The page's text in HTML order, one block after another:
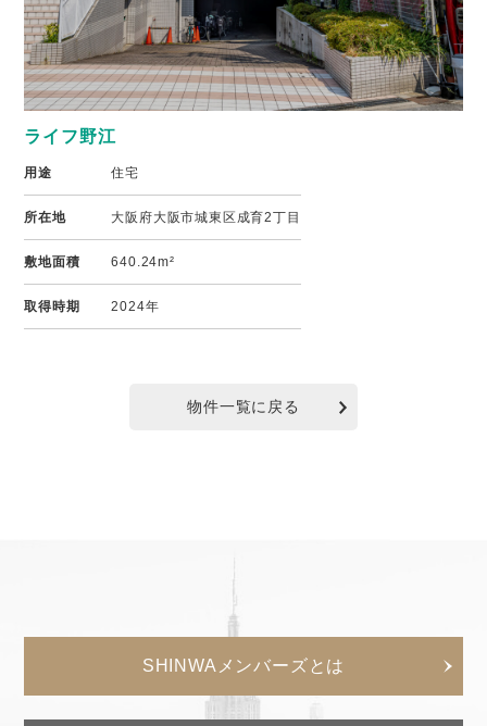
ライフ野江
用途 住宅
所在地 大阪府大阪市城東区成育2丁目
敷地面積 640.24m²
取得時期 2024年
物件一覧に戻る
SHINWAメンバーズとは